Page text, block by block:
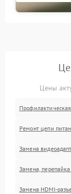
Цены
Ремонт цепи
Замена
Замена,
Замена HDMI-